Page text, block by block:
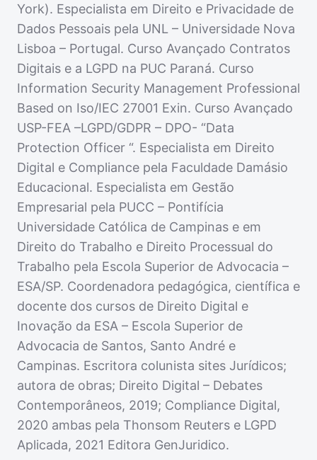
York). Especialista em Direito e Privacidade de
Dados Pessoais pela UNL – Universidade Nova
Lisboa – Portugal. Curso Avançado Contratos
Digitais e a LGPD na PUC Paraná. Curso
Information Security Management Professional
Based on Iso/IEC 27001 Exin. Curso Avançado
USP-FEA –LGPD/GDPR – DPO- “Data
Protection Officer “. Especialista em Direito
Digital e Compliance pela Faculdade Damásio
Educacional. Especialista em Gestão
Empresarial pela PUCC – Pontifícia
Universidade Católica de Campinas e em
Direito do Trabalho e Direito Processual do
Trabalho pela Escola Superior de Advocacia –
ESA/SP. Coordenadora pedagógica, científica e
docente dos cursos de Direito Digital e
Inovação da ESA – Escola Superior de
Advocacia de Santos, Santo André e
Campinas. Escritora colunista sites Jurídicos;
autora de obras; Direito Digital – Debates
Contemporâneos, 2019; Compliance Digital,
2020 ambas pela Thonsom Reuters e LGPD
Aplicada, 2021 Editora GenJuridico.